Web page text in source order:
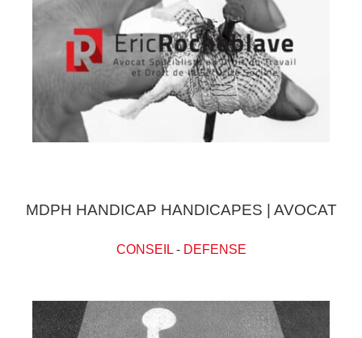
MDPH HANDICAP HANDICAPES | AVOCAT
CONSEIL- DEFENSE